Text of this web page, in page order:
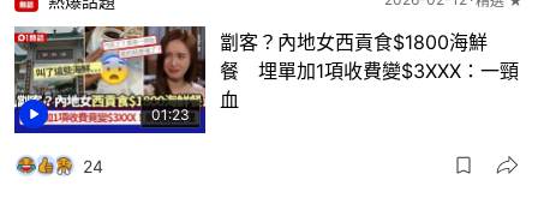
01:23
劏客？內地女西貢食$1800海鮮
餐 埋單加1項收費變$3XXX：一頸
血
24